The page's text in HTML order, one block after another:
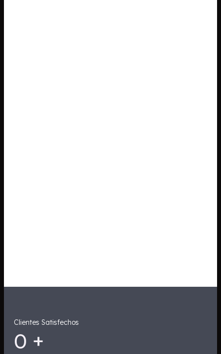
Clientes Satisfechos
0 +